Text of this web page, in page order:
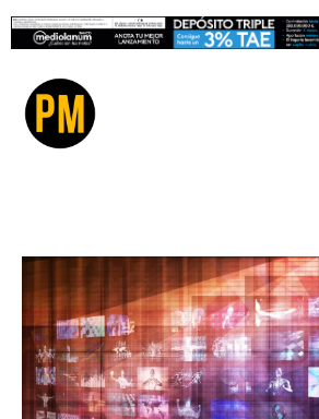
Economía
Empresas
Entrevistas